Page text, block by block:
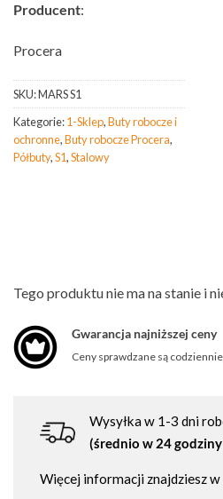
Producent:
Procera
SKU:MARS S1
Kategorie:1-Sklep,Buty robocze i
ochronne,Buty robocze Procera,
Półbuty,S1,Stalowy
Tego produktu nie ma na stanie i
Gwarancja najniższej ceny
Ceny sprawdzane są codziennie
Wysyłka w 1-3 dni
(średnio w 24
Więcej informacji znajdziesz w